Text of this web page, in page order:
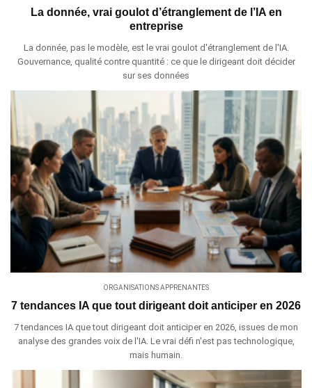
La donnée, vrai goulot d’étranglement de l’IA en
entreprise
La donnée, pas le modèle, est le vrai goulot d'étranglement de l'IA.
Gouvernance, qualité contre quantité : ce que le dirigeant doit décider
sur ses données
ORGANISATIONS APPRENANTES
7 tendances IA que tout dirigeant doit anticiper en 2026
7 tendances IA que tout dirigeant doit anticiper en 2026, issues de mon
analyse des grandes voix de l'IA. Le vrai défi n'est pas technologique,
mais humain.